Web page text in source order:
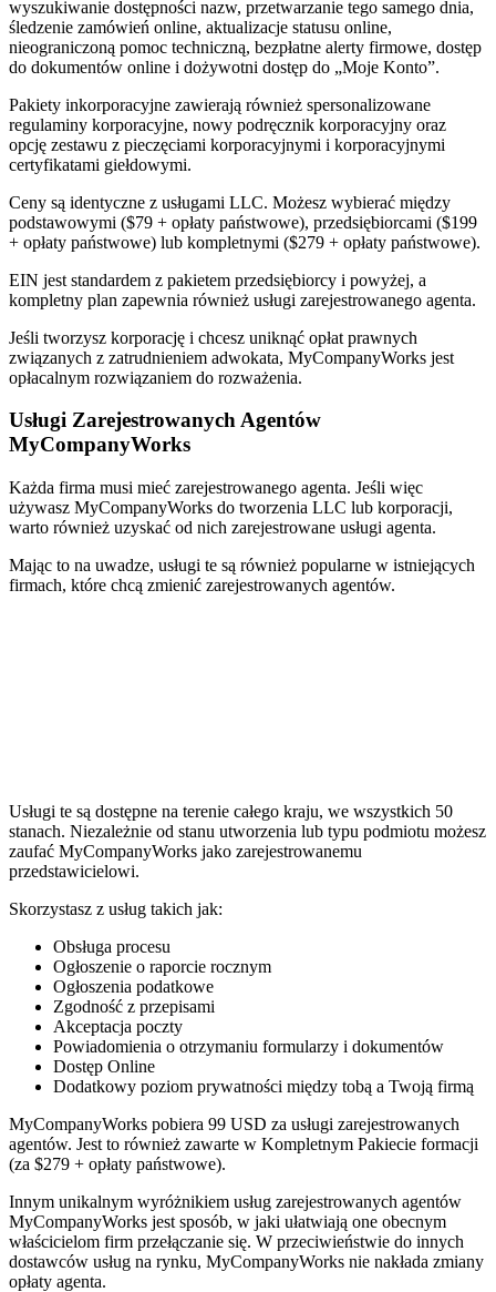
wyszukiwanie dostępności nazw, przetwarzanie tego samego dnia,
śledzenie zamówień online, aktualizacje statusu online,
nieograniczoną pomoc techniczną, bezpłatne alerty firmowe, dostęp
do dokumentów online i dożywotni dostęp do „Moje Konto”.
Pakiety inkorporacyjne zawierają również spersonalizowane
regulaminy korporacyjne, nowy podręcznik korporacyjny oraz
opcję zestawu z pieczęciami korporacyjnymi i korporacyjnymi
certyfikatami giełdowymi.
Ceny są identyczne z usługami LLC. Możesz wybierać między
podstawowymi ($79 + opłaty państwowe), przedsiębiorcami ($199
+ opłaty państwowe) lub kompletnymi ($279 + opłaty państwowe).
EIN jest standardem z pakietem przedsiębiorcy i powyżej, a
kompletny plan zapewnia również usługi zarejestrowanego agenta.
Jeśli tworzysz korporację i chcesz uniknąć opłat prawnych
związanych z zatrudnieniem adwokata, MyCompanyWorks jest
opłacalnym rozwiązaniem do rozważenia.
Usługi Zarejestrowanych Agentów
MyCompanyWorks
Każda firma musi mieć zarejestrowanego agenta. Jeśli więc
używasz MyCompanyWorks do tworzenia LLC lub korporacji,
warto również uzyskać od nich zarejestrowane usługi agenta.
Mając to na uwadze, usługi te są również popularne w istniejących
firmach, które chcą zmienić zarejestrowanych agentów.
Usługi te są dostępne na terenie całego kraju, we wszystkich 50
stanach. Niezależnie od stanu utworzenia lub typu podmiotu możesz
zaufać MyCompanyWorks jako zarejestrowanemu
przedstawicielowi.
Skorzystasz z usług takich jak:
Obsługa procesu
Ogłoszenie o raporcie rocznym
Ogłoszenia podatkowe
Zgodność z przepisami
Akceptacja poczty
Powiadomienia o otrzymaniu formularzy i dokumentów
Dostęp Online
Dodatkowy poziom prywatności między tobą a Twoją firmą
MyCompanyWorks pobiera 99 USD za usługi zarejestrowanych
agentów. Jest to również zawarte w Kompletnym Pakiecie formacji
(za $279 + opłaty państwowe).
Innym unikalnym wyróżnikiem usług zarejestrowanych agentów
MyCompanyWorks jest sposób, w jaki ułatwiają one obecnym
właścicielom firm przełączanie się. W przeciwieństwie do innych
dostawców usług na rynku, MyCompanyWorks nie nakłada zmiany
opłaty agenta.